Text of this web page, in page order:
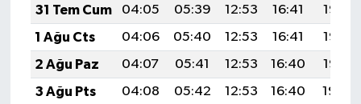
31 Tem Cum
04:05 05:39 12:53 16:41
19:57
1 Ağu Cts
04:06 05:40 12:53 16:41
19:56
2 Ağu Paz
04:07 05:41 12:53 16:40
19:55
3 Ağu Pts
04:08 05:42 12:53 16:40
19:54